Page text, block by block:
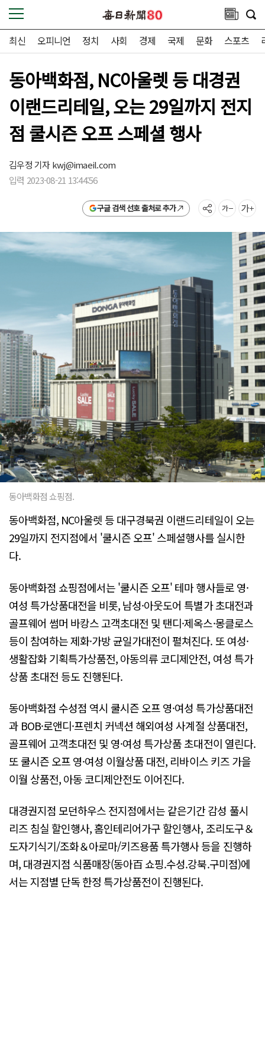
최신 오피니언 정치 사회 경제 국제 문화 스포츠
동아백화점, NC아울렛 등 대경권
이랜드리테일, 오는 29일까지 전지
점 쿨시즌 오프 스페셜 행사
김우정 기자kwj@imaeil.com
입력 2023-08-21 13:44:56
구글 검색 선호 출처로 추가
동아백화점 쇼핑점.
동아백화점, NC아울렛 등 대구경북권 이랜드리테일이 오는
29일까지 전지점에서 '쿨시즌 오프' 스페셜행사를 실시한
다.
동아백화점 쇼핑점에서는 '쿨시즌 오프' 테마 행사들로 영·
여성 특가상품대전을 비롯, 남성·아웃도어 특별가 초대전과
골프웨어 썸머 바캉스 고객초대전 및 탠디·제옥스·몽클로스
등이 참여하는 제화·가방 균일가대전이 펼쳐진다. 또 여성·
생활잡화 기획특가상품전, 아동의류 코디제안전, 여성 특가
상품 초대전 등도 진행된다.
동아백화점 수성점 역시 쿨시즌 오프 영·여성 특가상품대전
과 BOB·로앤디·프렌치 커넥션 해외여성 사계절 상품대전,
골프웨어 고객초대전 및 영·여성 특가상품 초대전이 열린다.
또 쿨시즌 오프 영·여성 이월상품 대전, 리바이스 키즈 가을
이월 상품전, 아동 코디제안전도 이어진다.
대경권지점 모던하우스 전지점에서는 같은기간 감성 풀시
리즈 침실 할인행사, 홈인테리어가구 할인행사, 조리도구＆
도자기식기/조화＆아로마/키즈용품 특가행사 등을 진행하
며, 대경권지점 식품매장(동아百 쇼핑.수성.강북.구미점)에
서는 지점별 단독 한정 특가상품전이 진행된다.